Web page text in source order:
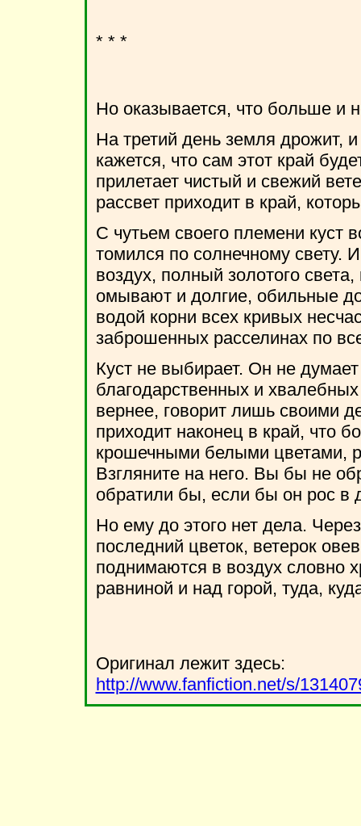
* * *
Но оказывается, что больше и
На третий день земля дрожит,
кажется, что сам этот край
прилетает чистый и свежий
рассвет приходит в край,
С чутьем своего племени куст
томился по солнечному свету.
воздух, полный золотого
омывают и долгие, обильные
водой корни всех кривых
заброшенных расселинах по
Куст не выбирает. Он не
благодарственных и
вернее, говорит лишь своими
приходит наконец в край, что
крошечными белыми цветами,
Взгляните на него. Вы бы не
обратили бы, если бы он рос в
Но ему до этого нет дела.
последний цветок, ветерок
поднимаются в воздух словно
равниной и над горой, туда,
Оригинал лежит здесь:
http://www.fanfiction.net/s/